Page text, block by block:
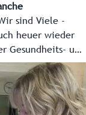
sind Viele -
heuer wieder
Gesundheits- und
ihre
für uns alle
Karriere in
startet.